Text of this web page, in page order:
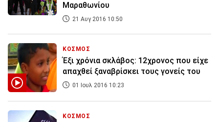
Μαραθωνίου
21 Αυγ 2016 10:50
ΚΟΣΜΟΣ
Έξι χρόνια σκλάβος: 12χρονος που είχε
απαχθεί ξαναβρίσκει τους γονείς του
01 Ιουλ 2016 10:23
ΚΟΣΜΟΣ